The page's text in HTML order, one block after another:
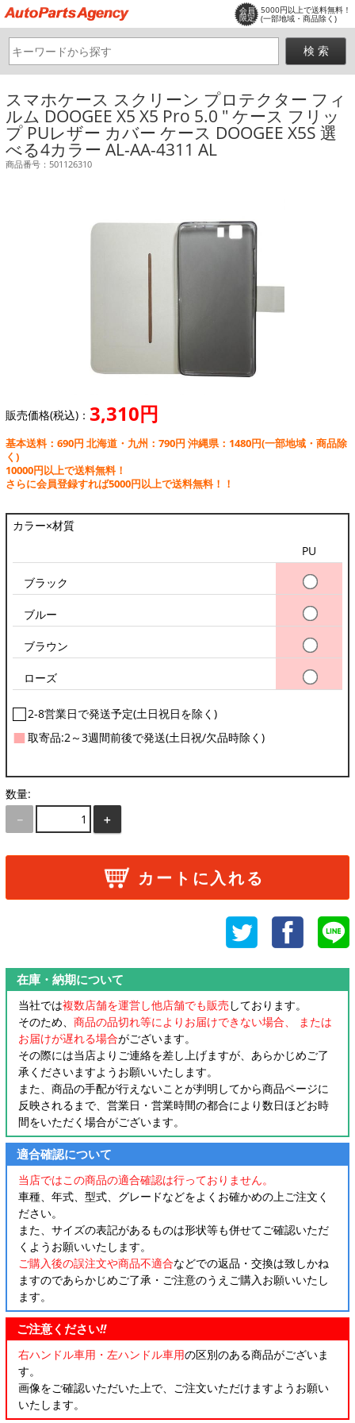
会員
限定
5000円以上で送料無料！
(一部地域・商品除く)
スマホケース スクリーン プロテクター フィ
ルム DOOGEE X5 X5 Pro 5.0 ″ ケース フリッ
プ PUレザー カバー ケース DOOGEE X5S 選
べる4カラー AL-AA-4311 AL
商品番号：501126310
販売価格(税込)： 3,310円
基本送料：690円 北海道・九州：790円 沖縄県：1480円(一部地域・商品除
く)
10000円以上で送料無料！
さらに会員登録すれば5000円以上で送料無料！！
カラー×材質
PU
ブラック
ブルー
ブラウン
ローズ
□2-8営業日で発送予定(土日祝日を除く)
■ 取寄品:2～3週間前後で発送(土日祝/欠品時除く)
数量:
－
＋
カートに入れる
在庫・納期について
当社では複数店舗を運営し他店舗でも販売 しております。
そのため、 商品の品切れ等によりお届けできない場合、 または
お届けが遅れる場合がございます。
その際には当店よりご連絡を差し上げますが、あらかじめご了
承くださいますようお願いいたします。
また、商品の手配が行えないことが判明してから商品ページに
反映されるまで、営業日・営業時間の都合により数日ほどお時
間をいただく場合がございます。
適合確認について
当店ではこの商品の適合確認は行っておりません。
車種、年式、型式、グレードなどをよくお確かめの上ご注文く
ださい。
また、サイズの表記があるものは形状等も併せてご確認いただ
くようお願いいたします。
ご購入後の誤注文や商品不適合などでの返品・交換は致しかね
ますのであらかじめご了承・ご注意のうえご購入お願いいたし
ます。
ご注意ください!!
右ハンドル車用・左ハンドル車用の区別のある商品がございま
す。
画像をご確認いただいた上で、ご注文いただけますようお願い
いたします。